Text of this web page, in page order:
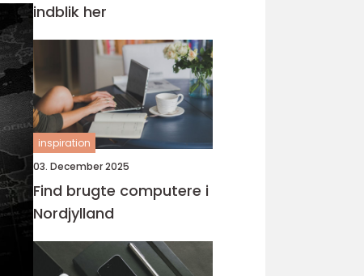
indblik her
inspiration
03. December 2025
Find brugte computere i
Nordjylland